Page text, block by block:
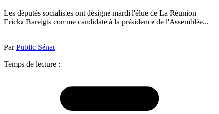
Les députés socialistes ont désigné mardi l'élue de La Réunion
Ericka Bareigts comme candidate à la présidence de l'Assemblée...
ParPublic Sénat
Temps de lecture :